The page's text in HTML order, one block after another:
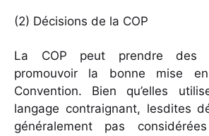
(2) Décisions de la COP
La COP peut prendre des
promouvoir la bonne mise
Convention. Bien qu’elles
langage contraignant, lesdites
généralement pas